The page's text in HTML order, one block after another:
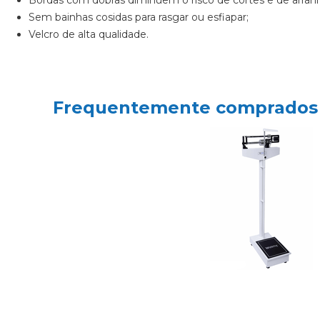
Sem bainhas cosidas para rasgar ou esfiapar;
Velcro de alta qualidade.
Frequentemente